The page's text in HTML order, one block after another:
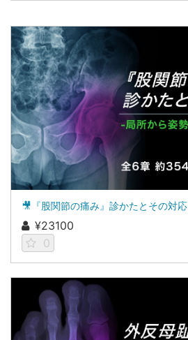
🎥『股関節の痛み』診かたとその対応
¥23100
0